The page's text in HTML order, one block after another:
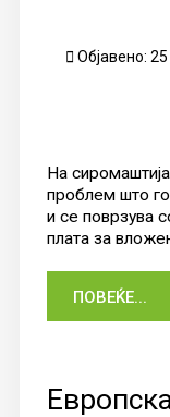
Објавено:
На
проблем што
и се поврзува
плата за
ПОВЕЌЕ...